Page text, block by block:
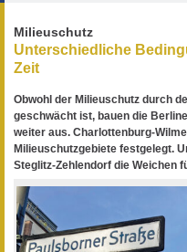
Milieuschutz
Unterschiedliche
Zeit
Obwohl der Milieuschutz durch
geschwächt ist, bauen die
weiter aus. Charlottenburg-
Milieuschutzgebiete festgelegt.
Steglitz-Zehlendorf die Weichen